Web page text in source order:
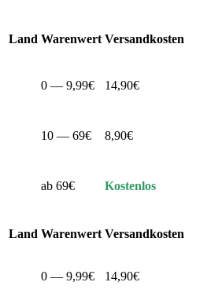
Land Warenwert Versandkosten
0 — 9,99€ 14,90€
10 — 69€ 8,90€
ab 69€ Kostenlos
Land Warenwert Versandkosten
0 — 9,99€ 14,90€